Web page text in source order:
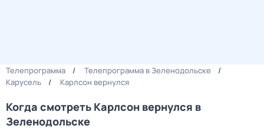
Телепрограмма
Телепрограмма в Зеленодольске
Карусель
Карлсон вернулся
Когда смотреть Карлсон вернулся в
Зеленодольске